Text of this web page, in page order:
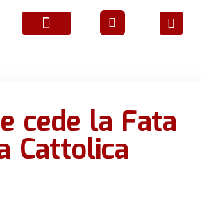
cede la Fata
Cattolica